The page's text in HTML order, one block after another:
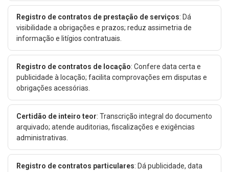
Registro de contratos de prestação de serviços: Dá
visibilidade a obrigações e prazos; reduz assimetria de
informação e litígios contratuais.
Registro de contratos de locação: Confere data certa e
publicidade à locação; facilita comprovações em disputas e
obrigações acessórias.
Certidão de inteiro teor: Transcrição integral do documento
arquivado; atende auditorias, fiscalizações e exigências
administrativas.
Registro de contratos particulares: Dá publicidade, data